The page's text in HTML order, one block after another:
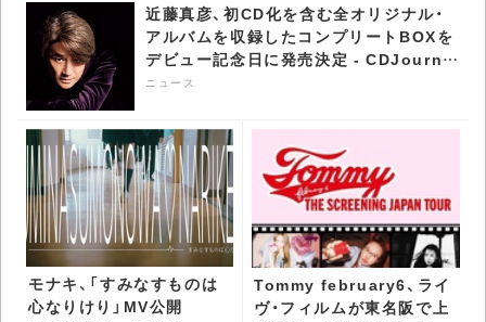
近藤真彦、初CD化を含む全オリジナル・
アルバムを収録したコンプリートBOXを
デビュー記念日に発売決定 - CDJournal
ニュース
ニュース
モナキ、「すみなすものは
心なりけり」MV公開
Tommy february6、ライ
ヴ・フィルムが東名阪で上